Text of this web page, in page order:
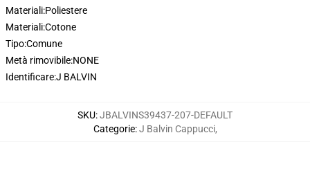
Materiali:Poliestere
Materiali:Cotone
Tipo:Comune
Metà rimovibile:NONE
Identificare:J BALVIN
SKU:JBALVINS39437-207-DEFAULT
Categorie:J Balvin Cappucci,